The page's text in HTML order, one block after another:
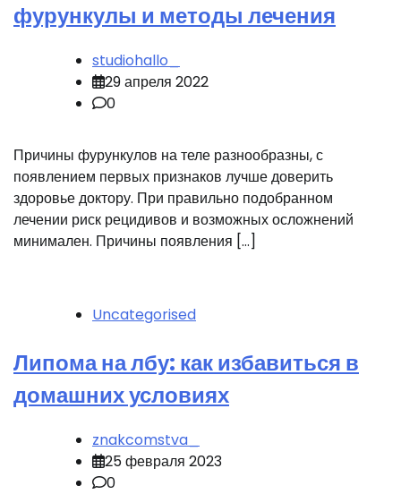
фурункулы и методы лечения
studiohallo_
29 апреля 2022
0
Причины фурункулов на теле разнообразны, с
появлением первых признаков лучше доверить
здоровье доктору. При правильно подобранном
лечении риск рецидивов и возможных осложнений
минимален. Причины появления […]
Uncategorised
Липома на лбу: как избавиться в
домашних условиях
znakcomstva_
25 февраля 2023
0